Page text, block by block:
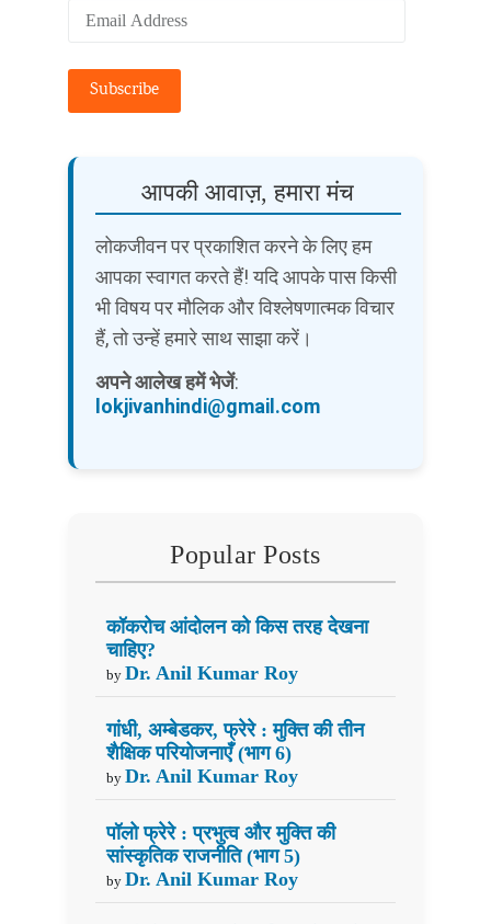
Address
Subscribe
आपकी आवाज़, हमारा मंच
लोकजीवन पर प्रकाशित करने के लिए हम
आपका स्वागत करते हैं! यदि आपके पास किसी
भी विषय पर मौलिक और विश्लेषणात्मक विचार
हैं, तो उन्हें हमारे साथ साझा करें।
अपने आलेख हमें भेजें:
lokjivanhindi@gmail.com
Popular Posts
कॉकरोच आंदोलन को किस तरह देखना
चाहिए?
by Dr. Anil Kumar Roy
गांधी, अम्बेडकर, फ्रेरे : मुक्ति की तीन
शैक्षिक परियोजनाएँ (भाग 6)
by Dr. Anil Kumar Roy
पॉलो फ्रेरे : प्रभुत्व और मुक्ति की
सांस्कृतिक राजनीति (भाग 5)
by Dr. Anil Kumar Roy